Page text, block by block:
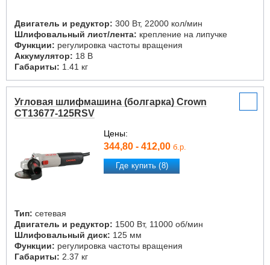
Двигатель и редуктор: 300 Вт, 22000 кол/мин
Шлифовальный лист/лента: крепление на липучке
Функции: регулировка частоты вращения
Аккумулятор: 18 В
Габариты: 1.41 кг
Угловая шлифмашина (болгарка) Crown
CT13677-125RSV
Цены:
344,80 - 412,00 б.р.
Где купить (8)
Тип: сетевая
Двигатель и редуктор: 1500 Вт, 11000 об/мин
Шлифовальный диск: 125 мм
Функции: регулировка частоты вращения
Габариты: 2.37 кг